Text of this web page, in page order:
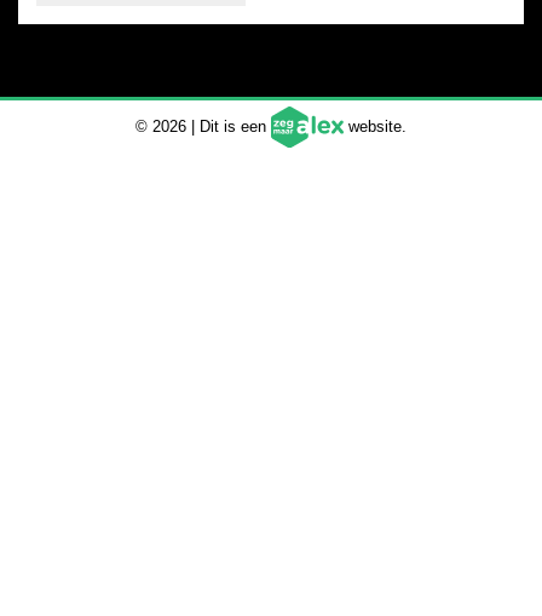
© 2026 | Dit is een website.